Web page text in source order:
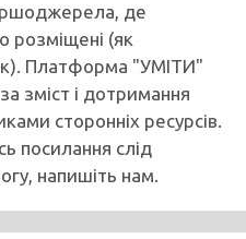
де
розміщені (як
Платформа "УМІТИ"
зміст і дотримання
сторонніх ресурсів.
посилання слід
напишіть нам.